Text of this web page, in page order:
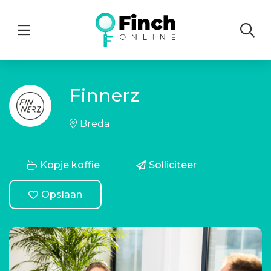
Menu
Finnerz
Breda
Opslaan
Kopje koffie Solliciteer